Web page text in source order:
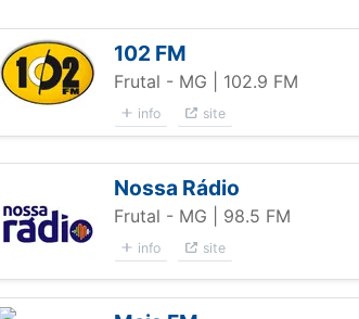
102 FM
Frutal - MG | 102.9 FM
info site
Nossa Rádio
Frutal - MG | 98.5 FM
info site